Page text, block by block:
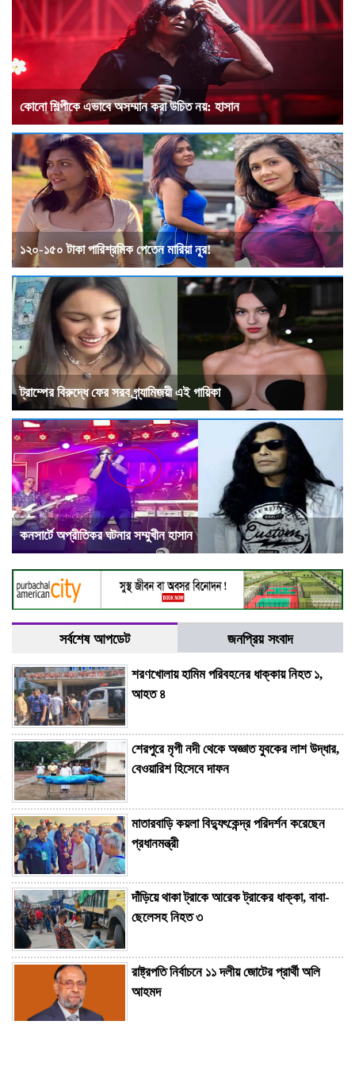
কোনো শিল্পীকে এভাবে অসম্মান করা উচিত নয়: হাসান
১২০-১৫০ টাকা পারিশ্রমিক পেতেন মারিয়া নূর!
ট্রাম্পের বিরুদ্ধে ফের সরব গ্র্যামিজয়ী এই গায়িকা
কনসার্টে অপ্রীতিকর ঘটনার সম্মুখীন হাসান
সর্বশেষ আপডেট জনপ্রিয় সংবাদ
শরণখোলায় হামিম পরিবহনের ধাক্কায় নিহত ১,
আহত ৪
শেরপুরে মৃগী নদী থেকে অজ্ঞাত যুবকের লাশ উদ্ধার,
বেওয়ারিশ হিসেবে দাফন
মাতারবাড়ি কয়লা বিদ্যুৎকেন্দ্র পরিদর্শন করেছেন
প্রধানমন্ত্রী
দাঁড়িয়ে থাকা ট্রাকে আরেক ট্রাকের ধাক্কা, বাবা-
ছেলেসহ নিহত ৩
রাষ্ট্রপতি নির্বাচনে ১১ দলীয় জোটের প্রার্থী অলি
আহমদ